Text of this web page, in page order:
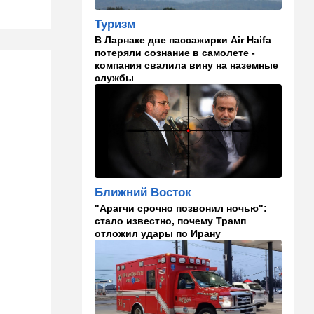
взрыва
08:20 В мире
Подросток открыл огонь в
школе под Бангкоком:
погибли семь человек
Израиль
Израиль разрабатывает
собственный малозаметный
боевой беспилотник нового
поколения
07:50 Ближний Восток
Стоп Израилю, стоп
Америке: в Иране готовят
законопроект по Ормузу
07:20 Технологии
Прощай, Nvidia? Маск
запускает гигантскую
фабрику компьютерного
Туризм
В Ларнаке две пассажирки Air Haifa
потеряли сознание в самолете -
компания свалила вину на наземные
службы
Ближний Восток
"Арагчи срочно позвонил ночью":
стало известно, почему Трамп
отложил удары по Ирану